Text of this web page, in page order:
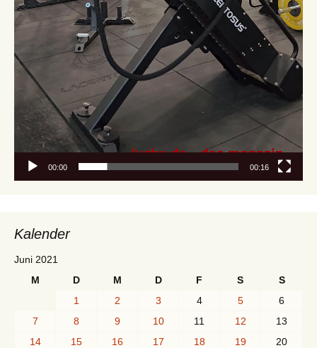
00:00 00:16
Kalender
Juni 2021
M
D M D F S
S
1
2 3 4 5
6
7
8 9 10 11 12
13
14
15 16 17 18 19
20